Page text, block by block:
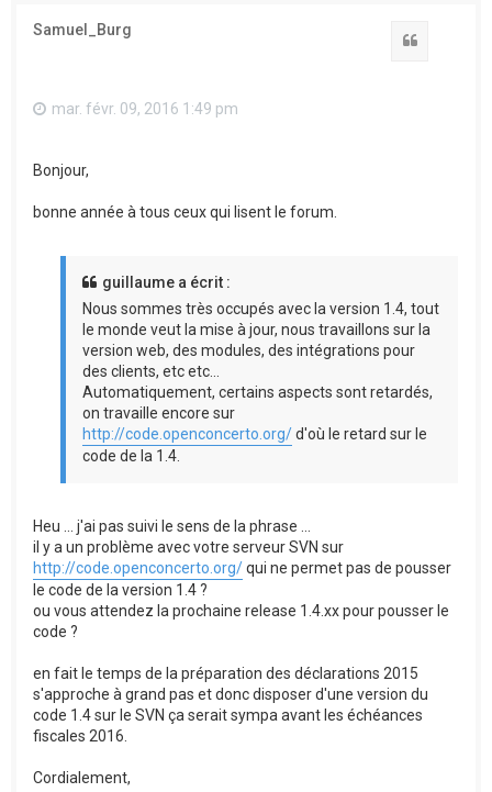
Samuel_Burg
mar. févr. 09, 2016 1:49 pm
Bonjour,
bonne année à tous ceux qui lisent le forum.
guillaume a écrit :
Nous sommes très occupés avec la version 1.4, tout
le monde veut la mise à jour, nous travaillons sur la
version web, des modules, des intégrations pour
des clients, etc etc...
Automatiquement, certains aspects sont retardés,
on travaille encore sur
http://code.openconcerto.org/d'où le retard sur le
code de la 1.4.
Heu ... j'ai pas suivi le sens de la phrase ...
il y a un problème avec votre serveur SVN sur
http://code.openconcerto.org/qui ne permet pas de pousser
le code de la version 1.4 ?
ou vous attendez la prochaine release 1.4.xx pour pousser le
code ?
en fait le temps de la préparation des déclarations 2015
s'approche à grand pas et donc disposer d'une version du
code 1.4 sur le SVN ça serait sympa avant les échéances
fiscales 2016.
Cordialement,